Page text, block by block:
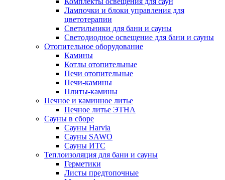
Лампочки и блоки управления для
цветотерапии
Светильники для бани и сауны
Светодиодное освещение для бани и сауны
Отопительное оборудование
Камины
Котлы отопительные
Печи отопительные
Печи-камины
Плиты-камины
Печное и каминное литье
Печное литье ЭТНА
Сауны в сборе
Cауны Harvia
Сауны SAWO
Сауны ИТС
Теплоизоляция для бани и сауны
Герметики
Листы предтопочные